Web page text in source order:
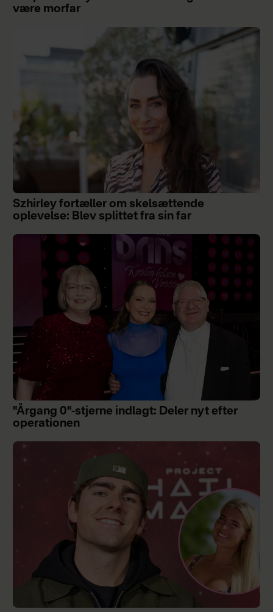
være morfar
Szhirley fortæller om skelsættende
oplevelse: Blev splittet fra sin far
"Årgang 0"-stjerne indlagt: Deler nyt efter
operationen